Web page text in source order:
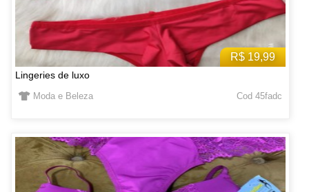
R$ 19,99
Lingeries de luxo
Moda e Beleza Cod 45fadc